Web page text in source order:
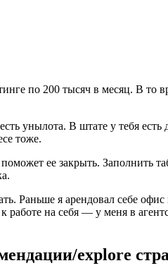
по 200 тысяч в месяц. В то
унылота. В штате у тебя
тоже.
ее закрыть. Заполнить
Раньше я арендовал себе
на себя — у меня в
explore